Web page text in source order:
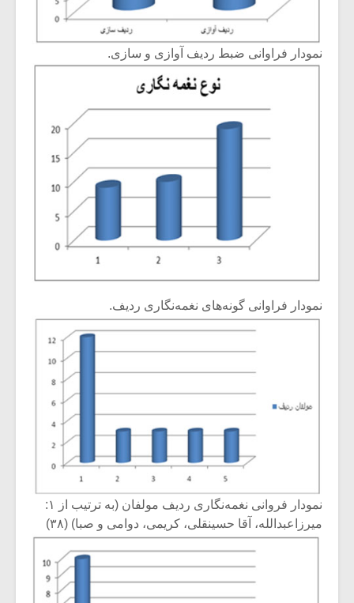
نمودار فراوانی ضبط ردیف آوازی و سازی.
نمودار فراوانی گونه‌های نغمه‌نگاری ردیف.
نمودار فروانی نغمه‌نگاری ردیف مولفان (به ترتیب از ۱:
میرزاعبدالله، آقا حسینقلی، کریمی، دوامی و صبا) (۳۸)